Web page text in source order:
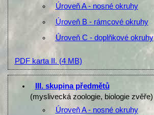
Úroveň A - nosné okruhy
Úroveň B - rámcové okruhy
Úroveň C - doplňkové okruhy
PDF karta II. (4 MB)
III. skupina předmětů
(myslivecká zoologie, biologie zvěře)
Úroveň A - nosné okruhy